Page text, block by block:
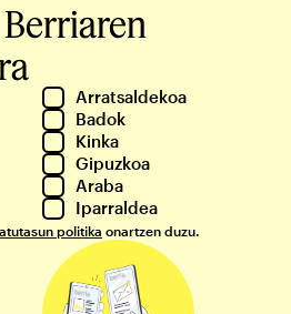
Arratsaldekoa
Badok
Kinka
Gipuzkoa
Araba
Iparraldea
politika onartzen duzu.